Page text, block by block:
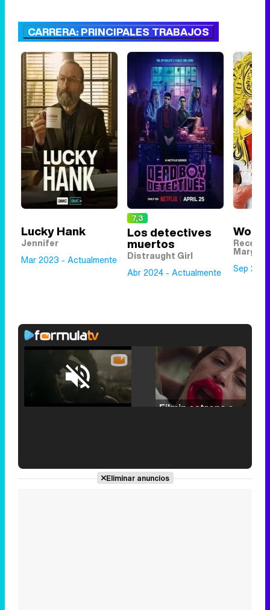
CARRERA: PRINCIPALES TRABAJOS
Lucky Hank
Jennifer
Mar 2023 - Actualmente
7,3
Los detectives
muertos
Distraught Girl
Abr 2024 - Actualmente
Woke
Sep
Unmute /
Loaded
25.30%
'120 Minutos' celebra sus 2.000 programas en Telemadrid con un vídeo del día a día en la redacción
Eliminar anuncios